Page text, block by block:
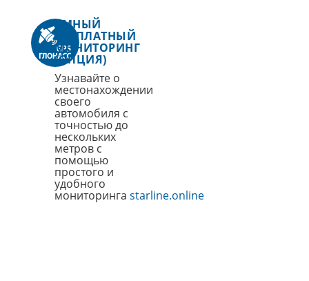
УМНЫЙ
БЕСПЛАТНЫЙ
МОНИТОРИНГ
(ОПЦИЯ)
Узнавайте о
местонахождении
своего
автомобиля с
точностью до
нескольких
метров с
помощью
простого и
удобного
мониторинга starline.online